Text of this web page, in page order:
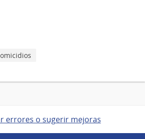
errores o sugerir mejoras